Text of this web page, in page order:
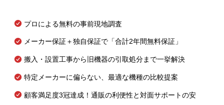
プロによる無料の事前現地調査
メーカー保証＋独自保証で「合計2年間無料保証」
搬入・設置工事から旧機器の引取処分まで一挙解決
特定メーカーに偏らない、最適な機種の比較提案
顧客満足度3冠達成！通販の利便性と対面サポートの安